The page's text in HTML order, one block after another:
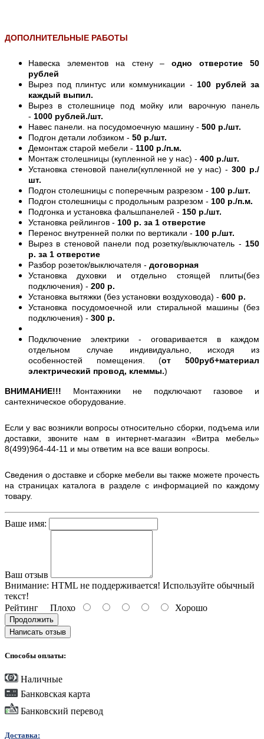
ДОПОЛНИТЕЛЬНЫЕ РАБОТЫ
Навеска элементов на стену –одно отверстие 50
рублей
Вырез под плинтус или коммуникации - 100 рублей за
каждый выпил.
Вырез в столешнице под мойку или варочную панель
- 1000 рублей./шт.
Навес панели. на посудомоечную машину - 500 р./шт.
Подгон детали лобзиком - 50 р./шт.
Демонтаж старой мебели - 1100 р./п.м.
Монтаж столешницы (купленной не у нас) - 400 р./шт.
Установка стеновой панели(купленной не у нас) -300 р./
шт.
Подгон столешницы с поперечным разрезом - 100 р./шт.
Подгон столешницы с продольным разрезом - 100 р./п.м.
Подгонка и установка фальшпанелей - 150 р./шт.
Установка рейлингов - 100 р. за 1 отверстие
Перенос внутренней полки по вертикали - 100 р./шт.
Вырез в стеновой панели под розетку/выключатель - 150
р. за 1 отверстие
Разбор розеток/выключателя - договорная
Установка духовки и отдельно стоящей плиты(без
подключения) - 200 р.
Установка вытяжки (без установки воздуховода) - 600 р.
Установка посудомоечной или стиральной машины (без
подключения) - 300 р.
Подключение электрики - оговаривается в каждом
отдельном случае индивидуально, исходя из
особенностей помещения. (от 500руб+материал
электрический провод, клеммы.)
ВНИМАНИЕ!!! Монтажники не подключают газовое и
сантехническое оборудование.
Если у вас возникли вопросы относительно сборки, подъема или
доставки, звоните нам в интернет-магазин «Витра мебель»
8(499)964-44-11 и мы ответим на все ваши вопросы.
Сведения о доставке и сборке мебели вы также можете прочесть
на страницах каталога в разделе с информацией по каждому
товару.
Ваше имя:
Ваш отзыв
Внимание: HTML не поддерживается! Используйте обычный
текст!
Рейтинг Плохо Хорошо
Продолжить
Написать отзыв
Способы оплаты:
Наличные
Банковская карта
Банковский перевод
Доставка: